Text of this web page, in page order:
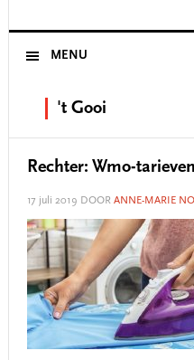
MENU
't Gooi
Rechter: Wmo-
17 juli 2019 DOOR ANNE-MARIE